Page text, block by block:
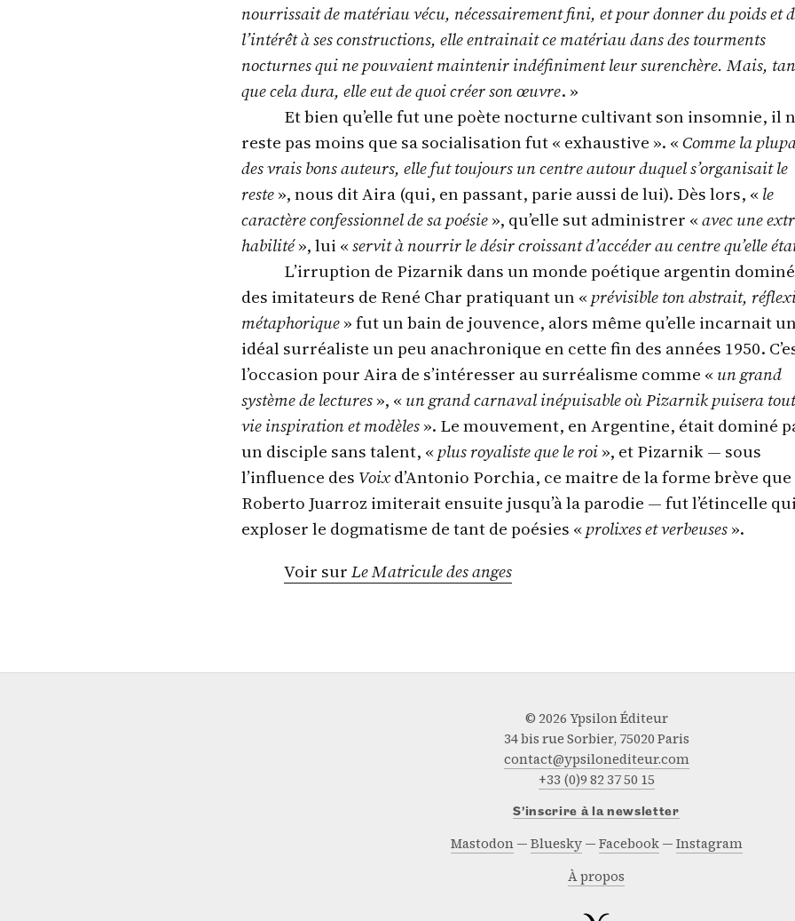
nourrissait de matériau vécu, nécessairement fini, et pour donner du poids et
l’intérêt à ses constructions, elle entrainait ce matériau dans des tourments
nocturnes qui ne pouvaient maintenir indéfiniment leur surenchère. Mais,
que cela dura, elle eut de quoi créer son œuvre. »
Et bien qu’elle fut une poète nocturne cultivant son insomnie, il
reste pas moins que sa socialisation fut « exhaustive ». «Comme la
des vrais bons auteurs, elle fut toujours un centre autour duquel s’organisait le
reste», nous dit Aira (qui, en passant, parie aussi de lui). Dès lors, «le
caractère confessionnel de sa poésie», qu’elle sut administrer «avec une
habilité», lui «servit à nourrir le désir croissant d’accéder au centre qu’elle
L’irruption de Pizarnik dans un monde poétique argentin
des imitateurs de René Char pratiquant un «prévisible ton abstrait,
métaphorique» fut un bain de jouvence, alors même qu’elle incarnait un
idéal surréaliste un peu anachronique en cette fin des années 1950.
l’occasion pour Aira de s’intéresser au surréalisme comme «un grand
système de lectures», «un grand carnaval inépuisable où Pizarnik puisera
vie inspiration et modèles». Le mouvement, en Argentine, était dominé
un disciple sans talent, «plus royaliste que le roi», et Pizarnik — sous
l’influence des Voixd’Antonio Porchia, ce maitre de la forme brève que
Roberto Juarroz imiterait ensuite jusqu’à la parodie — fut l’étincelle
exploser le dogmatisme de tant de poésies «prolixes et verbeuses».
Voir surLe Matricule des anges
© 2026 Ypsilon Éditeur
34 bis rue Sorbier, 75020 Paris
contact@ypsilonediteur.com
+33 (0)9 82 37 50 15
S’inscrire à la newsletter
Mastodon Bluesky Facebook
Instagram
À propos